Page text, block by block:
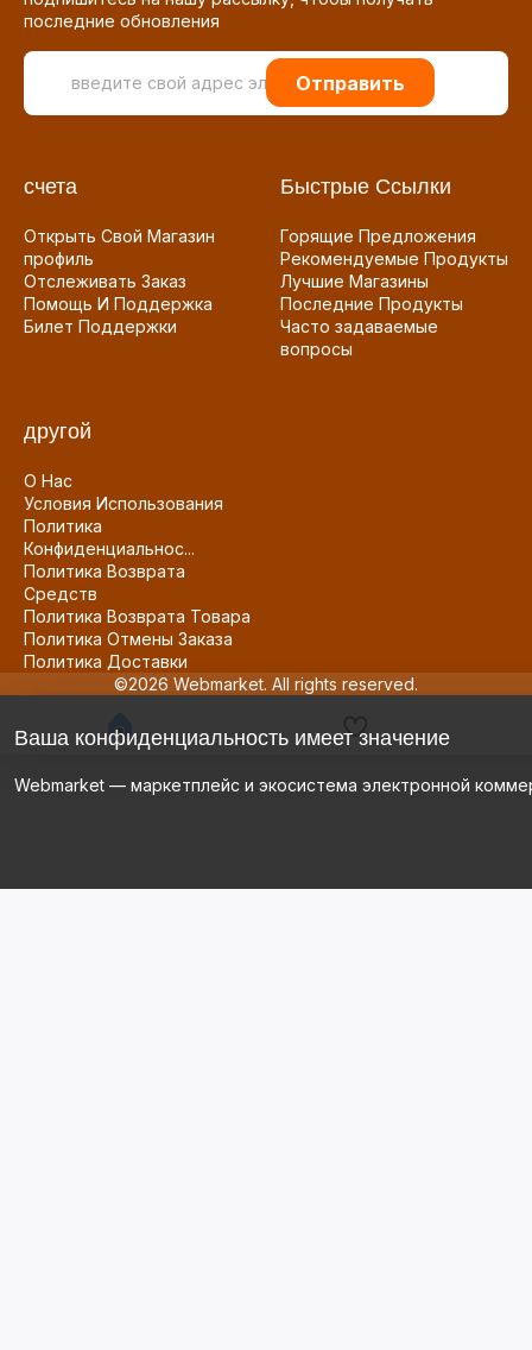
последние обновления
Отправить
счета
Открыть Свой Магазин
профиль
Отслеживать Заказ
Помощь И Поддержка
Билет Поддержки
Быстрые Ссылки
Горящие Предложения
Рекомендуемые Продукты
Лучшие Магазины
Последние Продукты
Часто задаваемые
вопросы
другой
О Нас
Условия Использования
Политика
Конфиденциальнос...
Политика Возврата
Средств
Политика Возврата Товара
Политика Отмены Заказа
Политика Доставки
©2026 Webmarket. All rights reserved.
Ваша конфиденциальность имеет значение
Webmarket — маркетплейс и экосистема электронной